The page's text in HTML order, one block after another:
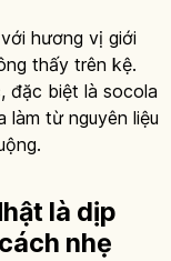
hương vị giới
thấy trên kệ.
đặc biệt là socola
làm từ nguyên liệu
là dịp
nhẹ